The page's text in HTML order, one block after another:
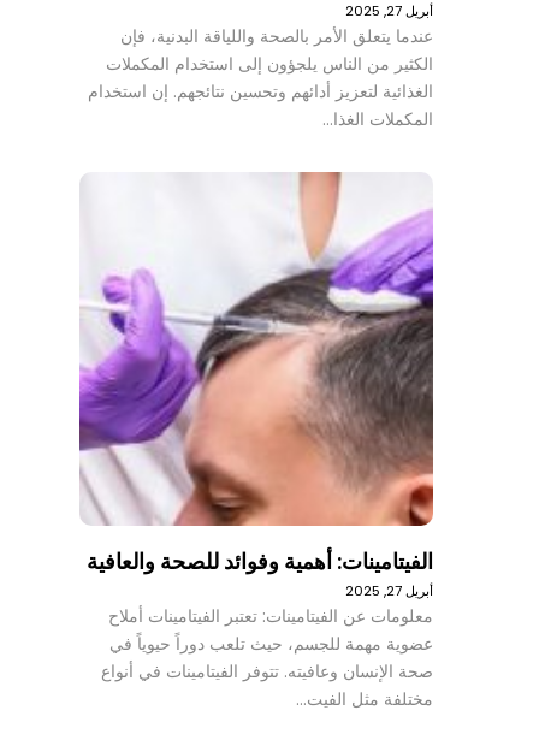
أبريل 27, 2025
عندما يتعلق الأمر بالصحة واللياقة البدنية، فإن
الكثير من الناس يلجؤون إلى استخدام المكملات
الغذائية لتعزيز أدائهم وتحسين نتائجهم. إن استخدام
المكملات الغذا…
الفيتامينات: أهمية وفوائد للصحة والعافية
أبريل 27, 2025
معلومات عن الفيتامينات: تعتبر الفيتامينات أملاح
عضوية مهمة للجسم، حيث تلعب دوراً حيوياً في
صحة الإنسان وعافيته. تتوفر الفيتامينات في أنواع
مختلفة مثل الفيت…